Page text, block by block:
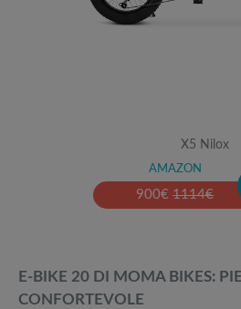
X5 Nilox
AMAZON
900€ 1114€
E-BIKE 20 DI MOMA BIKES:
CONFORTEVOLE